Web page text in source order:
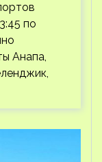
по
Анапа,